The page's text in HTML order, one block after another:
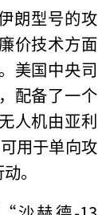
朗型号的攻
价技术方面
美国中央司
配备了一个
人机由亚利
用于单向攻
。